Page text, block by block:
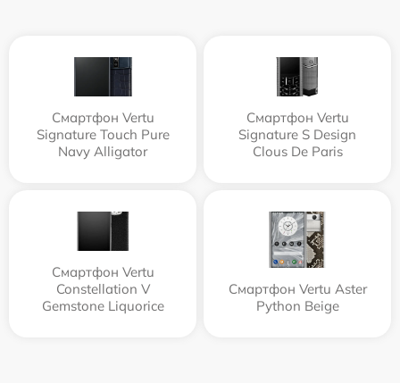
Смартфон Vertu
Signature Touch Pure
Navy Alligator
Смартфон Vertu
Signature S Design
Clous De Paris
Смартфон Vertu
Constellation V
Gemstone Liquorice
Смартфон Vertu Aster
Python Beige